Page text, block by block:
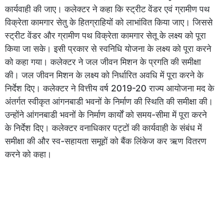
कार्यवाही की जाए। कलेक्टर ने कहा कि स्ट्रीट वेंडर एवं ग्रामीण पथ
विक्रेता कामगार सेतु के हितग्राहियों को लाभांवित किया जाए। जिससे
स्ट्रीट वेंडर और ग्रामीण पथ विक्रेता कामगार सेतू के लक्ष्य को पूरा
किया जा सके। इसी प्रकार से स्वनिधि योजना के लक्ष्य को पूरा करने
को कहा गया। कलेक्टर ने जल जीवन मिशन के प्रगति की समीक्षा
की। जल जीवन मिशन के लक्ष्य को निर्धारित अवधि में पूरा करने के
निर्देश दिए। कलेक्टर ने वित्तीय वर्ष 2019-20 राज्य आयोजना मद के
अंतर्गत स्वीकृत आंगनबाडी भवनों के निर्माण की स्थिति की समीक्षा की।
उन्होंने आंगनबाडी भवनों के निर्माण कार्याें को समय-सीमा में पूरा करने
के निर्देश दिए। कलेक्टर वनाधिकार पट्टों की कार्यवाही के संबंध में
समीक्षा की और स्व-सहायता समूहों को बैंक लिंकेज कर ऋण वितरण
करने को कहा।